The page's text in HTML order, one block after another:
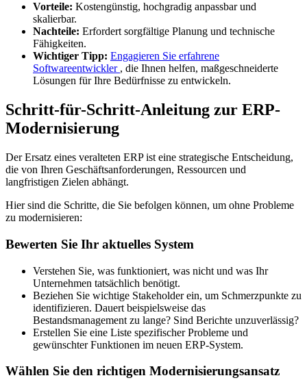
Vorteile: Kostengünstig, hochgradig anpassbar und
skalierbar.
Nachteile: Erfordert sorgfältige Planung und technische
Fähigkeiten.
Wichtiger Tipp: Engagieren Sie erfahrene
Softwareentwickler , die Ihnen helfen, maßgeschneiderte
Lösungen für Ihre Bedürfnisse zu entwickeln.
Schritt-für-Schritt-Anleitung zur ERP-
Modernisierung
Der Ersatz eines veralteten ERP ist eine strategische Entscheidung,
die von Ihren Geschäftsanforderungen, Ressourcen und
langfristigen Zielen abhängt.
Hier sind die Schritte, die Sie befolgen können, um ohne Probleme
zu modernisieren:
Bewerten Sie Ihr aktuelles System
Verstehen Sie, was funktioniert, was nicht und was Ihr
Unternehmen tatsächlich benötigt.
Beziehen Sie wichtige Stakeholder ein, um Schmerzpunkte zu
identifizieren. Dauert beispielsweise das
Bestandsmanagement zu lange? Sind Berichte unzuverlässig?
Erstellen Sie eine Liste spezifischer Probleme und
gewünschter Funktionen im neuen ERP-System.
Wählen Sie den richtigen Modernisierungsansatz